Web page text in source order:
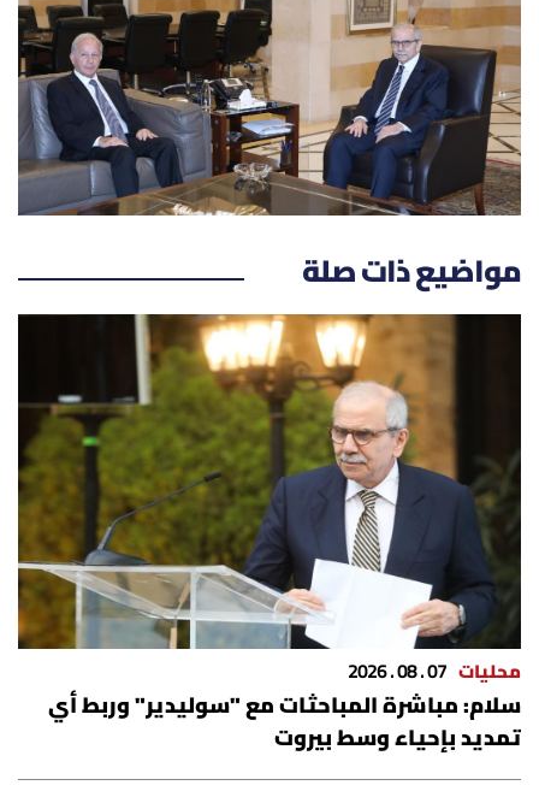
ثقافة وفنون
فصل من كتاب
اقرأ تضحك
كاميرا
سجالات
صحّة وصحن
الرياضة
منوّعات
حظّك اليوم
للتاريخ
فيديو
مواضيع ذات صلة
محليات 07 . 08 . 2026
سلام: مباشرة المباحثات مع "سوليدير" وربط أي
تمديد بإحياء وسط بيروت